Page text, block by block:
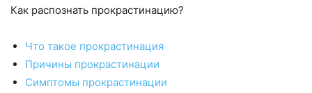
Как распознать прокрастинацию?
Что такое прокрастинация
Причины прокрастинации
Симптомы прокрастинации